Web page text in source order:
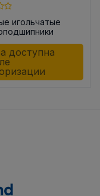
игольчатые
доступна